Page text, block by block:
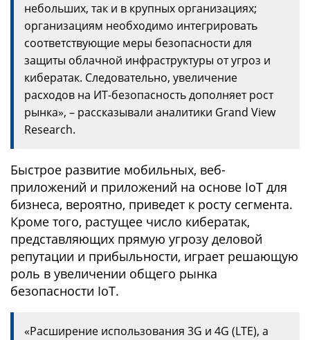
небольших, так и в крупных организациях;
организациям необходимо интегрировать
соответствующие меры безопасности для
защиты облачной инфраструктуры от угроз и
кибератак. Следовательно, увеличение
расходов на ИТ-безопасность дополняет рост
рынка», – рассказывали аналитики Grand View
Research.
Быстрое развитие мобильных, веб-
приложений и приложений на основе IoT для
бизнеса, вероятно, приведет к росту сегмента.
Кроме того, растущее число кибератак,
представляющих прямую угрозу деловой
репутации и прибыльности, играет решающую
роль в увеличении общего рынка
безопасности IoT.
«Расширение использования 3G и 4G (LTE), а